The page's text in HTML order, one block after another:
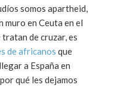
somos apartheid,
muro en Ceuta en el
tratan de cruzar, es
de africanos que
a España en
qué les dejamos